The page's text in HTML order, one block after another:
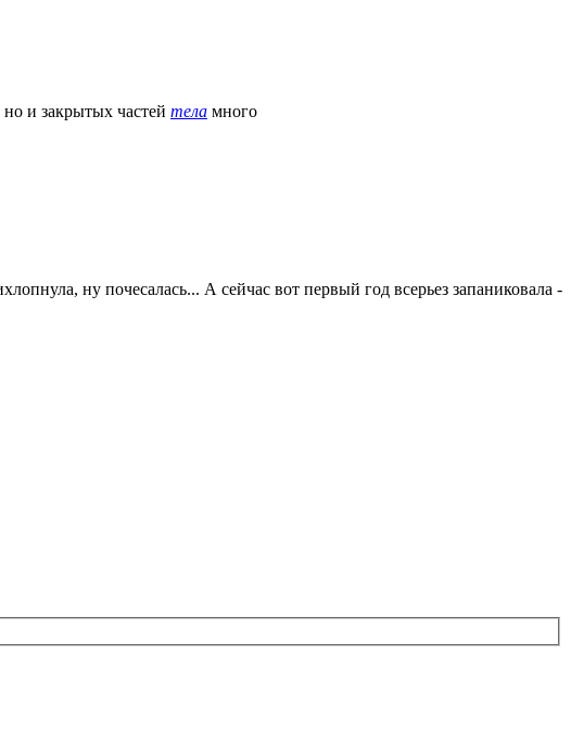
и закрытых частей тела много
ну почесалась... А сейчас вот первый год всерьез запаниковала -